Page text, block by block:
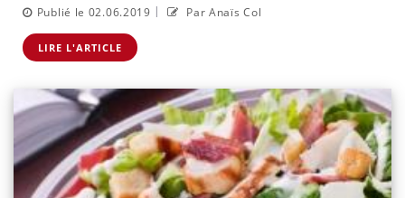
Publié le 02.06.2019 | Par Anaïs Col
LIRE L'ARTICLE